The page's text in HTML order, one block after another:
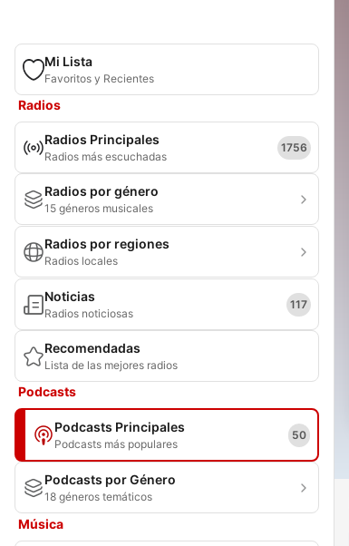
Mi Lista
Favoritos y Recientes
Radios
Radios Principales
Radios más escuchadas
1756
Radios por género
15 géneros musicales
Radios por regiones
Radios locales
Noticias
Radios noticiosas
117
Recomendadas
Lista de las mejores radios
Podcasts
Podcasts Principales
Podcasts más populares
50
Podcasts por Género
18 géneros temáticos
Música